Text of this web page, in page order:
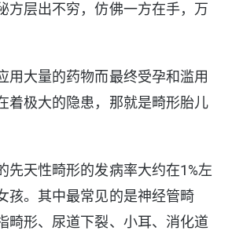
方层出不穷，仿佛一方在手，万
大量的药物而最终受孕和滥用
着极大的隐患，那就是畸形胎儿
天性畸形的发病率大约在1%左
孩。其中最常见的是神经管畸
畸形、尿道下裂、小耳、消化道